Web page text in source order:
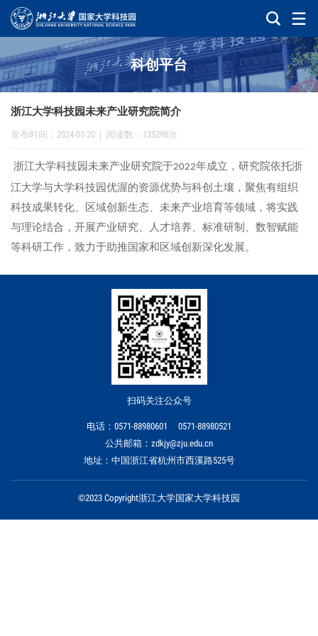
科创平台
浙江大学科技园未来产业研究院简介
发布时间：2024-03-20 阅读数：135298次
浙江大学科技园未来产业研究院于2022年成立，研究院依托浙
江大学与大学科技园优渥的资源优势与科创土壤，聚焦有组织
科技成果转化、区域创新生态、未来产业培育等领域，将实践
与理论结合，开展产业研究、人才培养、标准研制、数智赋能
等科研工作，致力于助推国家和区域创新深化发展。
扫码关注公众号
电话：0571-88980601 0571-88980521
公共邮箱：zdkjy@zju.edu.cn
地址：中国浙江省杭州市西溪路525号
©2023 Copyright浙江大学国家大学科技园